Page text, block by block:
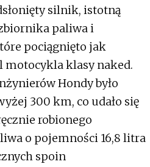
silnik, istotną
paliwa i
pociągnięto jak
motocykla klasy naked.
Hondy było
300 km, co udało się
robionego
o pojemności 16,8 litra
spoin